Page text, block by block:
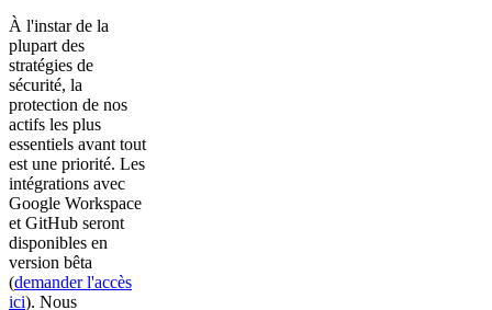
À l'instar de la
plupart des
stratégies de
sécurité, la
protection de nos
actifs les plus
essentiels avant tout
est une priorité. Les
intégrations avec
Google Workspace
et GitHub seront
disponibles en
version bêta
(demander l'accès
ici). Nous